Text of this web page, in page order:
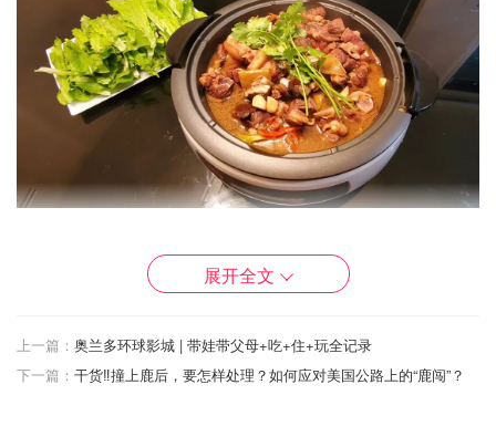
一日三餐足够应付了，人间烟火
展开全文
上一篇： 奥兰多环球影城 | 带娃带父母+吃+住+玩全记录
下一篇： 干货‼️撞上鹿后，要怎样处理？如何应对美国公路上的“鹿闯”？